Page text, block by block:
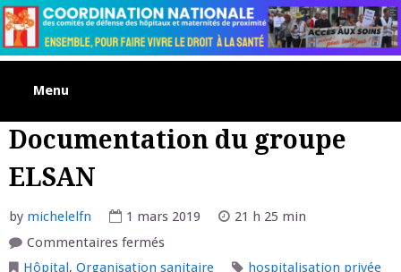
Skip
to
content
Menu
Documentation du groupe
ELSAN
by michelelfn 1 mars 2019
21 h 25 min
Commentaires ferméssur
du
Hôpital , Organisation sanitaire hospitalisation privée